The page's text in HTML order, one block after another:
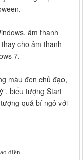
âm thanh
cho âm thanh
7.
màu đen chủ đạo,
biểu tượng Start
quả bí ngô với
diện